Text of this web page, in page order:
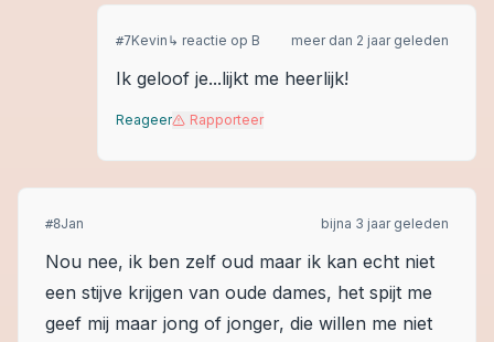
#7Kevin ↳ reactie op B meer dan 2 jaar geleden
Ik geloof je...lijkt me heerlijk!
Reageer Rapporteer
#8Jan bijna 3 jaar geleden
Nou nee, ik ben zelf oud maar ik kan echt niet
een stijve krijgen van oude dames, het spijt me
geef mij maar jong of jonger, die willen me niet